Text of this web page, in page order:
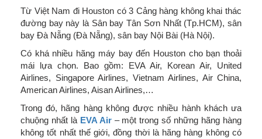
Từ Việt Nam đi Houston có 3 Cảng hàng không khai thác
đường bay này là Sân bay Tân Sơn Nhất (Tp.HCM), sân
bay Đà Nẵng (Đà Nẵng), sân bay Nội Bài (Hà Nội).
Có khá nhiều hãng máy bay đến Houston cho bạn thoải
mái lựa chọn. Bao gồm: EVA Air, Korean Air, United
Airlines, Singapore Airlines, Vietnam Airlines, Air China,
American Airlines, Aisan Airlines,…
Trong đó, hãng hàng không được nhiều hành khách ưa
chuộng nhất là EVA Air– một trong số những hãng hàng
không tốt nhất thế giới, đồng thời là hãng hàng không có